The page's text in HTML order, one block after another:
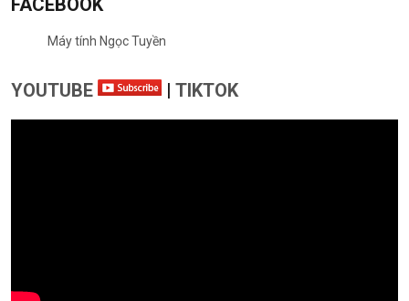
FACEBOOK
Máy tính Ngọc Tuyền
YOUTUBE | TIKTOK